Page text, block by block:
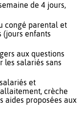
de 4 jours,
congé parental et
(jours enfants
aux questions
les salariés sans
et
crèche
aides proposées aux